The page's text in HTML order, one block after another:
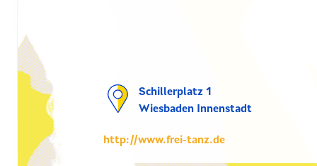
Schillerplatz 1
Wiesbaden Innenstadt
http://www.frei-tanz.de